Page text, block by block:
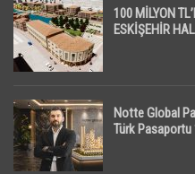
100 MİLYON
ESKİŞEHİR
Notte Global
Türk Pasaportu